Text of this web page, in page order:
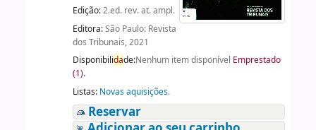
Edição:2.ed. rev. at. ampl.
Editora:São Paulo: Revista
dos Tribunais, 2021
Disponibilidade:Nenhum item disponível Emprestado
(1).
Listas: Novas aquisições.
Reservar